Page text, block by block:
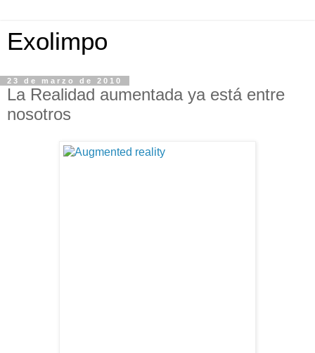
Exolimpo
23 de marzo de 2010
La Realidad aumentada ya está entre
nosotros